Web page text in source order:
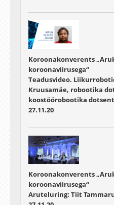
Koroonakonverents
koroonaviirusega“
Teadusvideo.
Kruusamäe, robootika
koostöörobootika dotsent
27.11.20
Koroonakonverents
koroonaviirusega“
Aruteluring: Tiit